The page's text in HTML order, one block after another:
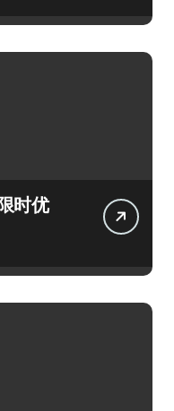
时优